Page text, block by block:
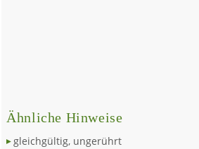
Ähnliche Hinweise
gleichgültig, ungerührt